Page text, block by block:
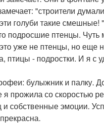
"строители
голуби такие
подросшие птенцы.
уже не птенцы, но еще
птицы - подростки. И я с
булыжник и палку.
прожила со скоростью
и собственные эмоции.